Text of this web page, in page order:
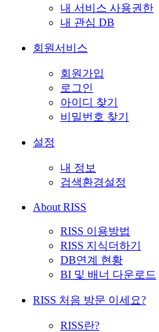
내 서비스 사용권한
내 관심 DB
회원서비스
회원가입
로그인
아이디 찾기
비밀번호 찾기
설정
내 정보
검색환경설정
About RISS
RISS 이용방법
RISS 지식더하기
DB연계 현황
BI 및 배너 다운로드
RISS 처음 방문 이세요?
RISS란?